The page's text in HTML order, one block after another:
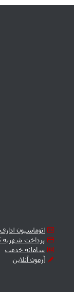
اتوماسیون اداری
پرداخت شهریه 1405-1406
سامانه خدمت
آزمون آنلاین